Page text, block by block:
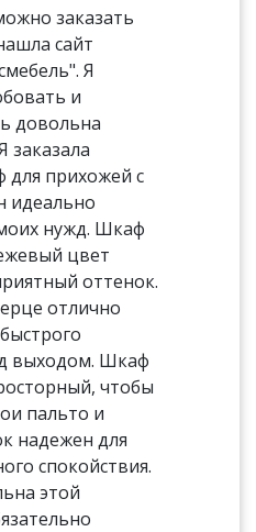
заказать
сайт
Я
и
довольна
заказала
прихожей с
идеально
нужд. Шкаф
цвет
оттенок.
отлично
выходом. Шкаф
чтобы
пальто и
надежен для
спокойствия.
этой